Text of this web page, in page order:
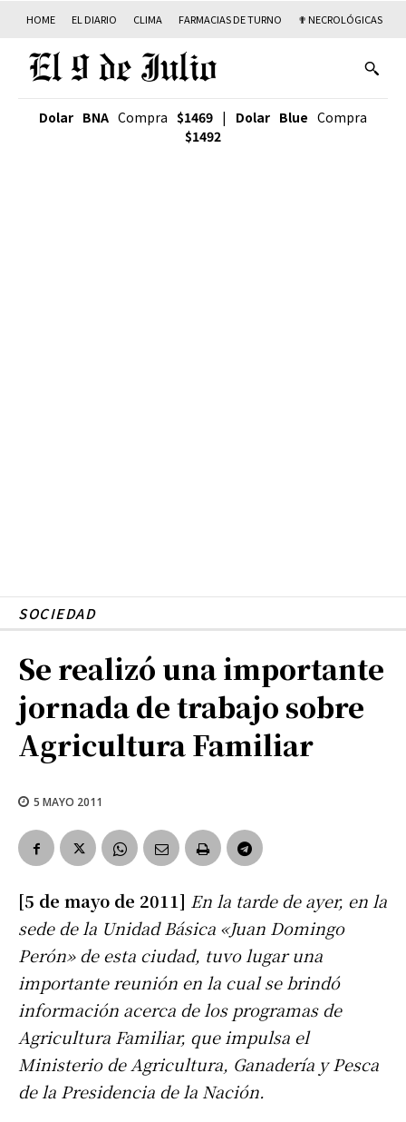
HOME EL DIARIO CLIMA FARMACIAS DE TURNO ✟ NECROLÓGICAS
Dolar BNA Compra $1469 | Dolar Blue Compra
$1492
SOCIEDAD
Se realizó una importante
jornada de trabajo sobre
Agricultura Familiar
5 MAYO 2011
[5 de mayo de 2011] En la tarde de ayer, en la
sede de la Unidad Básica «Juan Domingo
Perón» de esta ciudad, tuvo lugar una
importante reunión en la cual se brindó
información acerca de los programas de
Agricultura Familiar, que impulsa el
Ministerio de Agricultura, Ganadería y Pesca
de la Presidencia de la Nación.